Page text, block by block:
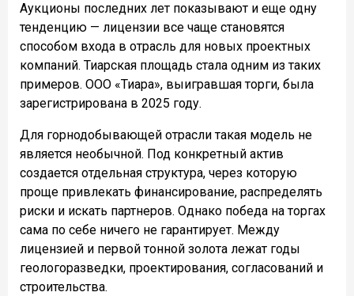
Аукционы последних лет показывают и еще одну
тенденцию — лицензии все чаще становятся
способом входа в отрасль для новых проектных
компаний. Тиарская площадь стала одним из таких
примеров. ООО «Тиара», выигравшая торги, была
зарегистрирована в 2025 году.
Для горнодобывающей отрасли такая модель не
является необычной. Под конкретный актив
создается отдельная структура, через которую
проще привлекать финансирование, распределять
риски и искать партнеров. Однако победа на торгах
сама по себе ничего не гарантирует. Между
лицензией и первой тонной золота лежат годы
геологоразведки, проектирования, согласований и
строительства.